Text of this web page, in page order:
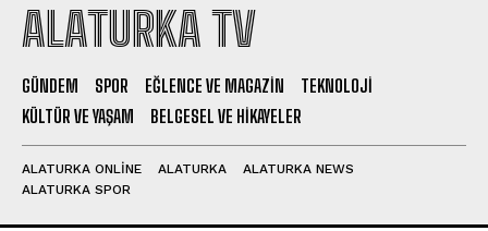
ALATURKA TV
GÜNDEM SPOR EĞLENCE VE MAGAZIN
TEKNOLOJI
KÜLTÜR VE YAŞAM
BELGESEL VE HIKAYELER
ALATURKA ONLINE ALATURKA
ALATURKA NEWS
ALATURKA SPOR